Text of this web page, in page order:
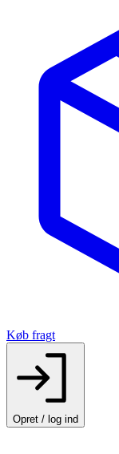
Køb fragt
Opret / log ind